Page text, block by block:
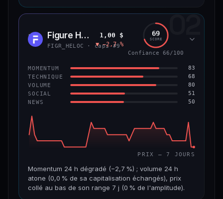
CAP. MARCHÉ VOLUME 24 H
VAR. 7 J VAR. 30 J
+2,0 %
VS ATH
−8,5 %
CONFIANCE 69/100
02
FIGR Figure Heloc
FIGR_HELOC · capi #9
1,00 $
▼ −2,7 %
69
SCORE
Confiance 66/100
MOMENTUM 83
TECHNIQUE 68
VOLUME 80
SOCIAL 51
NEWS 50
PRIX — 7 JOURS
Momentum 24 h dégradé (−2,7 %) ; volume 24 h
atone (0,0 % de sa capitalisation échangés), prix
collé au bas de son range 7 j (0 % de l'amplitude).